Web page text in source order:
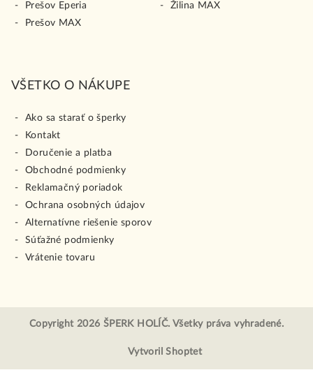
Prešov Eperia
Prešov MAX
Žilina MAX
VŠETKO O NÁKUPE
Ako sa starať o šperky
Kontakt
Doručenie a platba
Obchodné podmienky
Reklamačný poriadok
Ochrana osobných údajov
Alternatívne riešenie sporov
Súťažné podmienky
Vrátenie tovaru
Copyright 2026 ŠPERK HOLÍČ. Všetky práva vyhradené.
Vytvoril Shoptet